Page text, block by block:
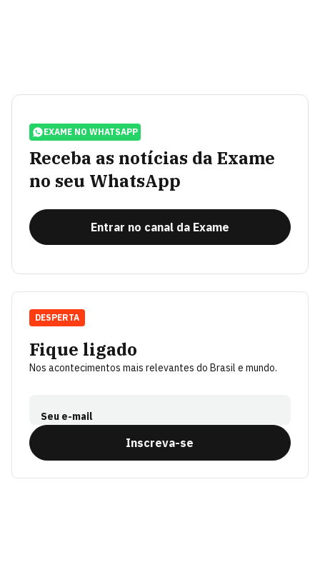
EXAME NO WHATSAPP
Receba as notícias da Exame
no seu WhatsApp
Entrar no canal da Exame
Fique ligado
Nos acontecimentos mais relevantes do Brasil e mundo.
Seu e-mail
Inscreva-se
DESPERTA